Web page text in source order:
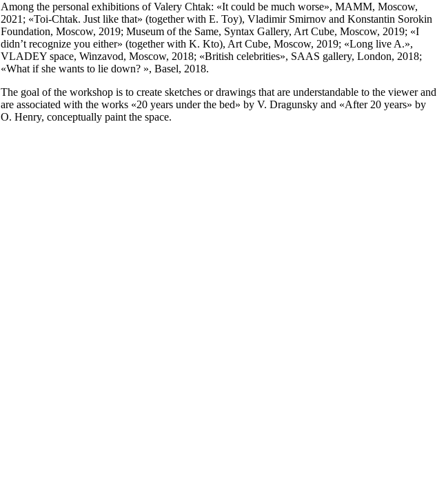
Among the personal exhibitions of Valery Chtak: «It could be much worse», MAMM, Moscow,
2021; «Toi-Chtak. Just like that» (together with E. Toy), Vladimir Smirnov and Konstantin Sorokin
Foundation, Moscow, 2019; Museum of the Same, Syntax Gallery, Art Cube, Moscow, 2019; «I
didn’t recognize you either» (together with K. Kto), Art Cube, Moscow, 2019; «Long live A.»,
VLADEY space, Winzavod, Moscow, 2018; «British celebrities», SAAS gallery, London, 2018;
«What if she wants to lie down? », Basel, 2018.
The goal of the workshop is to create sketches or drawings that are understandable to the viewer and
are associated with the works «20 years under the bed» by V. Dragunsky and «After 20 years» by
O. Henry, conceptually paint the space.